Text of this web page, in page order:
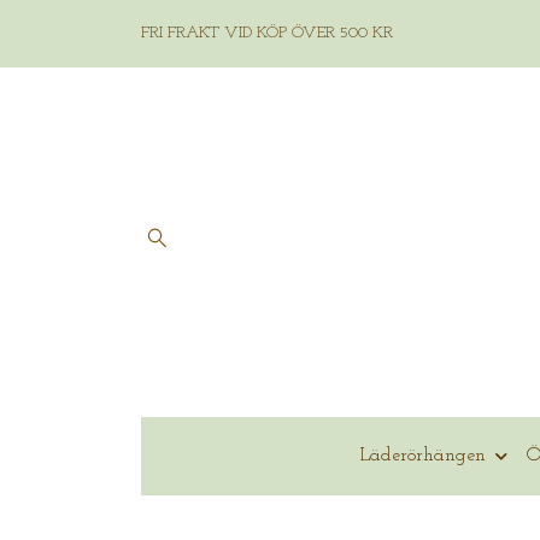
FRI FRAKT VID KÖP ÖVER 500 KR
Läderörhängen